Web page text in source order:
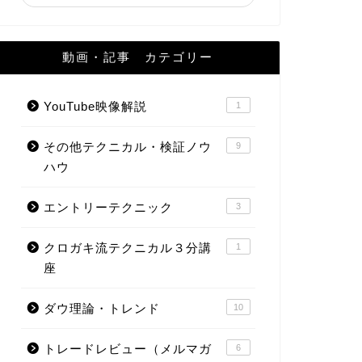
動画・記事 カテゴリー
YouTube映像解説 1
その他テクニカル・検証ノウ
ハウ
9
エントリーテクニック 3
クロガキ流テクニカル３分講
座
1
ダウ理論・トレンド 10
トレードレビュー（メルマガ 6